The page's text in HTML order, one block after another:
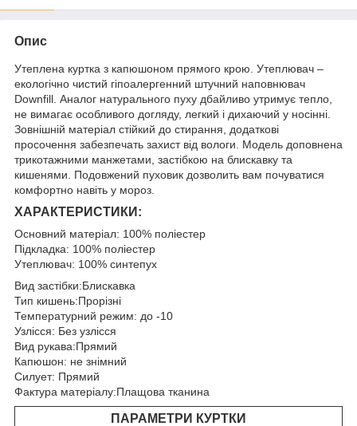
Опис
Утеплена куртка з капюшоном прямого крою. Утеплювач –
екологічно чистий гіпоалергенний штучний наповнювач
Downfill. Аналог натурального пуху дбайливо утримує тепло,
не вимагає особливого догляду, легкий і дихаючий у носінні.
Зовнішній матеріал стійкий до стирання, додаткові
просочення забезпечать захист від вологи. Модель доповнена
трикотажними манжетами, застібкою на блискавку та
кишенями. Подовжений пуховик дозволить вам почуватися
комфортно навіть у мороз.
ХАРАКТЕРИСТИКИ:
Основний матеріал: 100% поліестер
Підкладка: 100% поліестер
Утеплювач: 100% синтепух
Вид застібки:Блискавка
Тип кишень:Прорізні
Температурний режим: до -10
Узлісся: Без узлісся
Вид рукава:Прямий
Капюшон: не знімний
Силует: Прямий
Фактура матеріалу:Плащова тканина
ПАРАМЕТРИ КУРТКИ